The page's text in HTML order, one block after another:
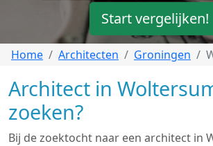
Start vergelijken!
Home Architecten Groningen
Architect in
zoeken?
Bij de zoektocht naar een architect in